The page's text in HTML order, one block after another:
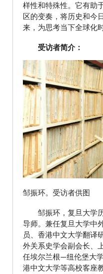
样性和特殊性。它有助
区的变奏，将历史和今
来，为思考当下全球化
受访者简介：
邹振环。受访者供图
邹振环，复旦大学历
导师。兼任复旦大学中
员、香港中文大学翻译
外关系史学会副会长、
任埃尔兰根—纽伦堡大
港中文大学等高校客座